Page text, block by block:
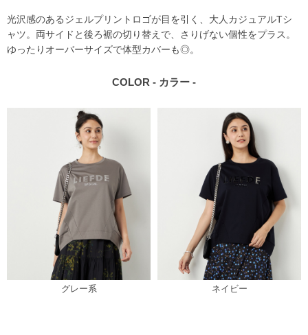
光沢感のあるジェルプリントロゴが目を引く、大人カジュアルTシ
ャツ。両サイドと後ろ裾の切り替えで、さりげない個性をプラス。
ゆったりオーバーサイズで体型カバーも◎。
COLOR - カラー -
グレー系 ネイビー